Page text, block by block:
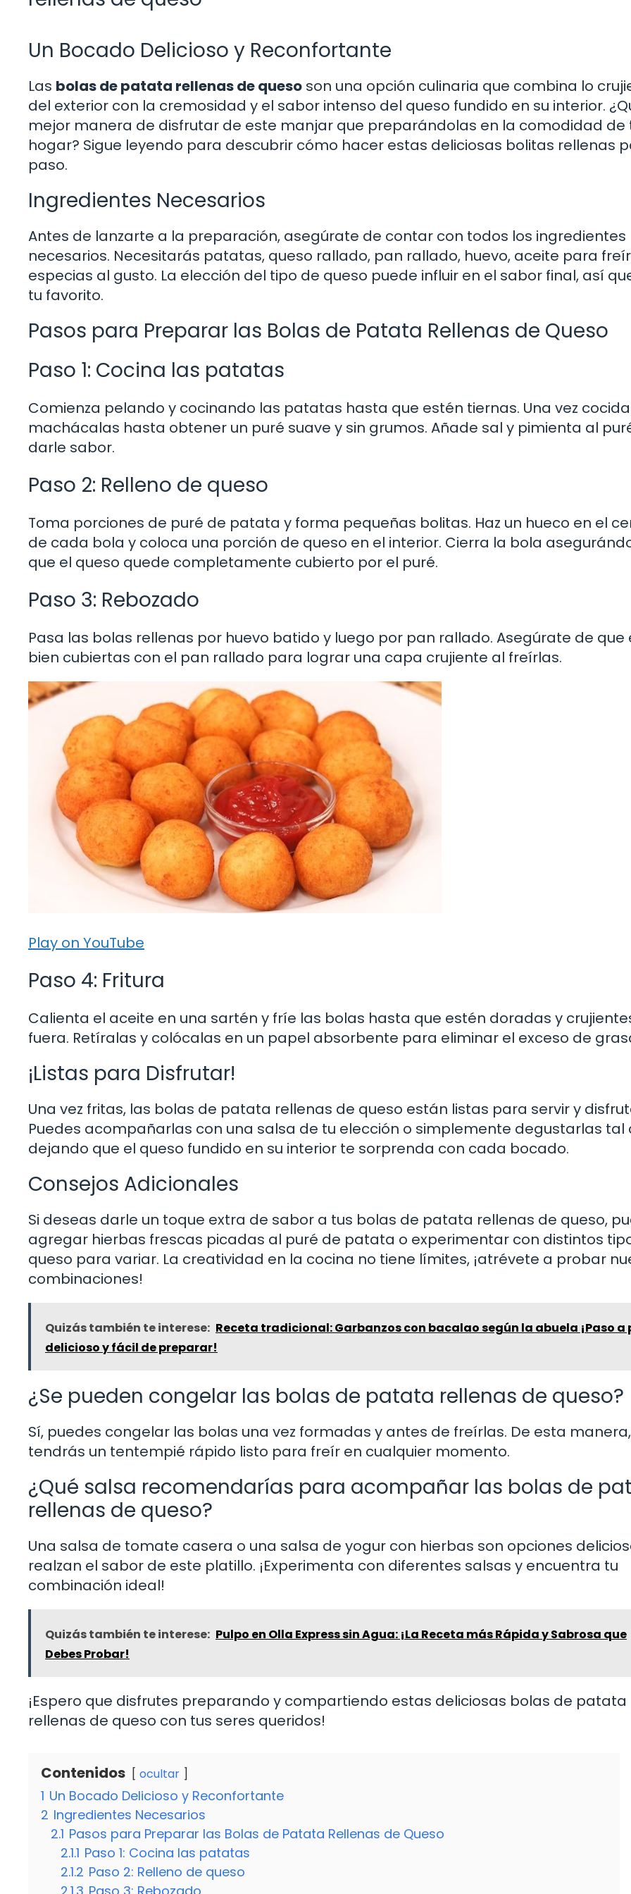
Un Bocado Delicioso y Reconfortante
Las bolas de patata rellenas de queso son una opción culinaria que combina lo
del exterior con la cremosidad y el sabor intenso del queso fundido en su interior.
mejor manera de disfrutar de este manjar que preparándolas en la comodidad de
hogar? Sigue leyendo para descubrir cómo hacer estas deliciosas bolitas rellenas
paso.
Ingredientes Necesarios
Antes de lanzarte a la preparación, asegúrate de contar con todos los ingredientes
necesarios. Necesitarás patatas, queso rallado, pan rallado, huevo, aceite para
especias al gusto. La elección del tipo de queso puede influir en el sabor final, así
tu favorito.
Pasos para Preparar las Bolas de Patata Rellenas de Queso
Paso 1: Cocina las patatas
Comienza pelando y cocinando las patatas hasta que estén tiernas. Una vez
machácalas hasta obtener un puré suave y sin grumos. Añade sal y pimienta al
darle sabor.
Paso 2: Relleno de queso
Toma porciones de puré de patata y forma pequeñas bolitas. Haz un hueco en el
de cada bola y coloca una porción de queso en el interior. Cierra la bola
que el queso quede completamente cubierto por el puré.
Paso 3: Rebozado
Pasa las bolas rellenas por huevo batido y luego por pan rallado. Asegúrate de que
bien cubiertas con el pan rallado para lograr una capa crujiente al freírlas.
Play on YouTube
Paso 4: Fritura
Calienta el aceite en una sartén y fríe las bolas hasta que estén doradas y
fuera. Retíralas y colócalas en un papel absorbente para eliminar el exceso de
¡Listas para Disfrutar!
Una vez fritas, las bolas de patata rellenas de queso están listas para servir y
Puedes acompañarlas con una salsa de tu elección o simplemente degustarlas tal
dejando que el queso fundido en su interior te sorprenda con cada bocado.
Consejos Adicionales
Si deseas darle un toque extra de sabor a tus bolas de patata rellenas de queso,
agregar hierbas frescas picadas al puré de patata o experimentar con distintos
queso para variar. La creatividad en la cocina no tiene límites, ¡atrévete a probar
combinaciones!
Quizás también te interese: Receta tradicional: Garbanzos con bacalao según la abuela ¡Paso a
delicioso y fácil de preparar!
¿Se pueden congelar las bolas de patata rellenas de queso?
Sí, puedes congelar las bolas una vez formadas y antes de freírlas. De esta manera,
tendrás un tentempié rápido listo para freír en cualquier momento.
¿Qué salsa recomendarías para acompañar las bolas de
rellenas de queso?
Una salsa de tomate casera o una salsa de yogur con hierbas son opciones
realzan el sabor de este platillo. ¡Experimenta con diferentes salsas y encuentra tu
combinación ideal!
Quizás también te interese: Pulpo en Olla Express sin Agua: ¡La Receta más Rápida y Sabrosa que
Debes Probar!
¡Espero que disfrutes preparando y compartiendo estas deliciosas bolas de patata
rellenas de queso con tus seres queridos!
Contenidos ocultar
1 Un Bocado Delicioso y Reconfortante
2 Ingredientes Necesarios
2.1 Pasos para Preparar las Bolas de Patata Rellenas de Queso
2.1.1 Paso 1: Cocina las patatas
2.1.2 Paso 2: Relleno de queso